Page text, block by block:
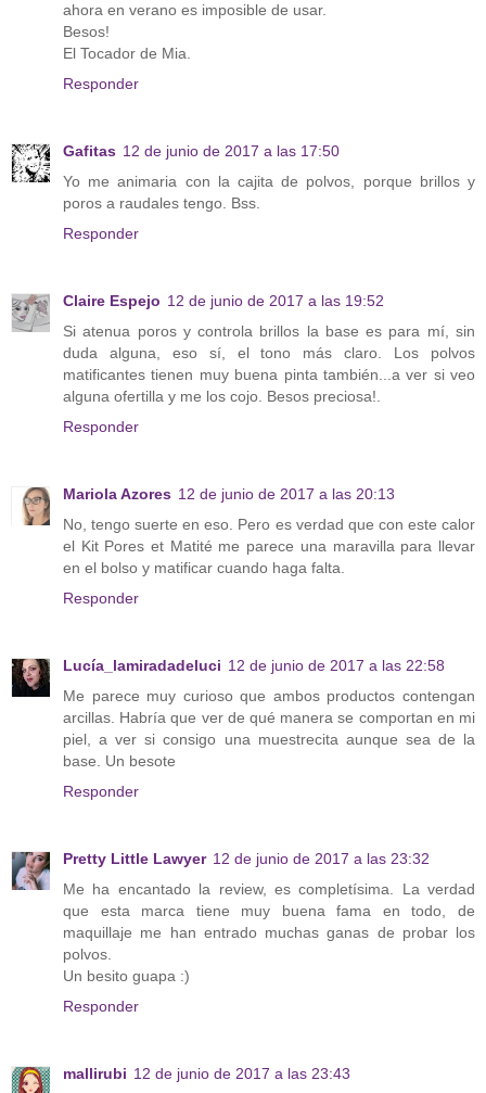
ahora en verano es imposible de usar.
Besos!
El Tocador de Mia.
Responder
Gafitas 12 de junio de 2017 a las 17:50
Yo me animaria con la cajita de polvos, porque brillos y
poros a raudales tengo. Bss.
Responder
Claire Espejo 12 de junio de 2017 a las 19:52
Si atenua poros y controla brillos la base es para mí, sin
duda alguna, eso sí, el tono más claro. Los polvos
matificantes tienen muy buena pinta también...a ver si veo
alguna ofertilla y me los cojo. Besos preciosa!.
Responder
Mariola Azores 12 de junio de 2017 a las 20:13
No, tengo suerte en eso. Pero es verdad que con este calor
el Kit Pores et Matité me parece una maravilla para llevar
en el bolso y matificar cuando haga falta.
Responder
Lucía_lamiradadeluci 12 de junio de 2017 a las 22:58
Me parece muy curioso que ambos productos contengan
arcillas. Habría que ver de qué manera se comportan en mi
piel, a ver si consigo una muestrecita aunque sea de la
base. Un besote
Responder
Pretty Little Lawyer 12 de junio de 2017 a las 23:32
Me ha encantado la review, es completísima. La verdad
que esta marca tiene muy buena fama en todo, de
maquillaje me han entrado muchas ganas de probar los
polvos.
Un besito guapa :)
Responder
mallirubi 12 de junio de 2017 a las 23:43